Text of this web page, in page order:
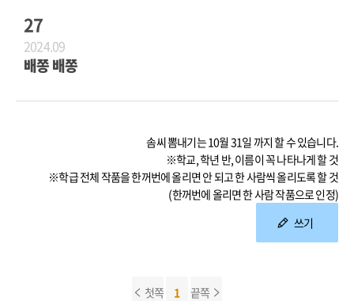
27
2024.09
배쫑 배쫑
솜씨 뽐내기는 10월 31일 까지 할 수 있습니다.
※학교, 학년 반, 이름이 꼭 나타나게 할 것
※학급 전체 작품을 한꺼번에 올리면 안 되고 한 사람씩 올리도록 할 것
(한꺼번에 올리면 한 사람 작품으로 인정)
쓰기
첫쪽 1 끝쪽